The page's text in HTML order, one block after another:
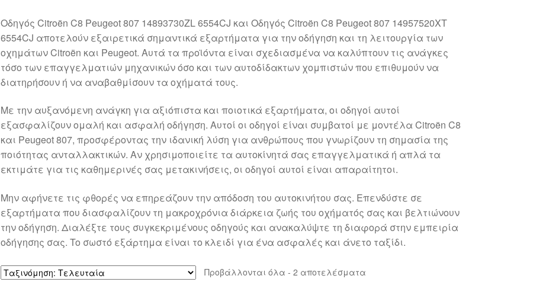
Οδηγός Citroën C8 Peugeot 807 14893730ZL 6554CJ και Οδηγός Citroën C8 Peugeot 807 14957520XT
6554CJ αποτελούν εξαιρετικά σημαντικά εξαρτήματα για την οδήγηση και τη λειτουργία των
οχημάτων Citroën και Peugeot. Αυτά τα προϊόντα είναι σχεδιασμένα να καλύπτουν τις ανάγκες
τόσο των επαγγελματιών μηχανικών όσο και των αυτοδίδακτων χομπιστών που επιθυμούν να
διατηρήσουν ή να αναβαθμίσουν τα οχήματά τους.
Με την αυξανόμενη ανάγκη για αξιόπιστα και ποιοτικά εξαρτήματα, οι οδηγοί αυτοί
εξασφαλίζουν ομαλή και ασφαλή οδήγηση. Αυτοί οι οδηγοί είναι συμβατοί με μοντέλα Citroën C8
και Peugeot 807, προσφέροντας την ιδανική λύση για ανθρώπους που γνωρίζουν τη σημασία της
ποιότητας ανταλλακτικών. Αν χρησιμοποιείτε τα αυτοκίνητά σας επαγγελματικά ή απλά τα
εκτιμάτε για τις καθημερινές σας μετακινήσεις, οι οδηγοί αυτοί είναι απαραίτητοι.
Μην αφήνετε τις φθορές να επηρεάζουν την απόδοση του αυτοκινήτου σας. Επενδύστε σε
εξαρτήματα που διασφαλίζουν τη μακροχρόνια διάρκεια ζωής του οχήματός σας και βελτιώνουν
την οδήγηση. Διαλέξτε τους συγκεκριμένους οδηγούς και ανακαλύψτε τη διαφορά στην εμπειρία
οδήγησης σας. To σωστό εξάρτημα είναι το κλειδί για ένα ασφαλές και άνετο ταξίδι.
Προβάλλονται όλα - 2 αποτελέσματαSorted